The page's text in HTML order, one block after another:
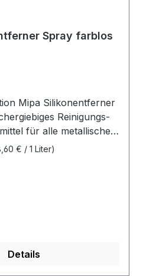
Spray farblos
Reinigungs-
für alle metallischen
Entfernt
Verschmutzungen,
polymeren Werkstoffen,
€ / 1 Liter)
Details